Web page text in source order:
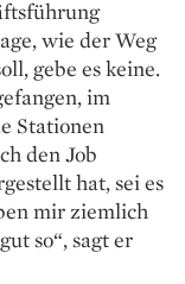
wie der Weg
gebe es keine.
im
Stationen
den Job
hat, sei es
mir ziemlich
so“, sagt er